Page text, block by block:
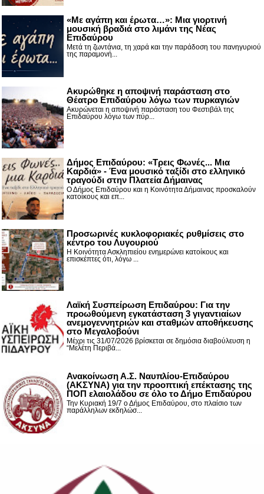
«Με αγάπη και έρωτα…»: Μια γιορτινή
μουσική βραδιά στο λιμάνι της Νέας
Επιδαύρου
Μετά τη ζωντάνια, τη χαρά και την παράδοση του πανηγυριού
της παραμονή...
Ακυρώθηκε η αποψινή παράσταση στο
Θέατρο Επιδαύρου λόγω των πυρκαγιών
Ακυρώνεται η αποψινή παράσταση του Φεστιβάλ της
Επιδαύρου λόγω των πύρ...
Δήμος Επιδαύρου: «Τρεις Φωνές... Μια
Καρδιά» - Ένα μουσικό ταξίδι στο ελληνικό
τραγούδι στην Πλατεία Δήμαινας
Ο Δήμος Επιδαύρου και η Κοινότητα Δήμαινας προσκαλούν
κατοίκους και επ...
Προσωρινές κυκλοφοριακές ρυθμίσεις στο
κέντρο του Λυγουριού
Η Κοινότητα Ασκληπιείου ενημερώνει κατοίκους και
επισκέπτες ότι, λόγω ...
Λαϊκή Συσπείρωση Επιδαύρου: Για την
προωθούμενη εγκατάσταση 3 γιγαντιαίων
ανεμογεννητριών και σταθμών αποθήκευσης
στο Μεγαλοβούνι
Μέχρι τις 31/07/2026 βρίσκεται σε δημόσια διαβούλευση η
“Μελέτη Περιβά...
Ανακοίνωση Α.Σ. Ναυπλίου-Επιδαύρου
(ΑΚΣΥΝΑ) για την προοπτική επέκτασης της
ΠΟΠ ελαιολάδου σε όλο το Δήμο Επιδαύρου
Την Κυριακή 19/7 ο Δήμος Επιδαύρου, στο πλαίσιο των
παράλληλων εκδηλώσ...